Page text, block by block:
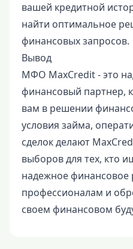
вашей кредитной
найти оптимальное
финансовых запросов.
Вывод
МФО MaxCredit - это
финансовый партнер,
вам в решении
условия займа,
сделок делают
выборов для тех, кто
надежное финансовое
профессионалам и
своем финансовом